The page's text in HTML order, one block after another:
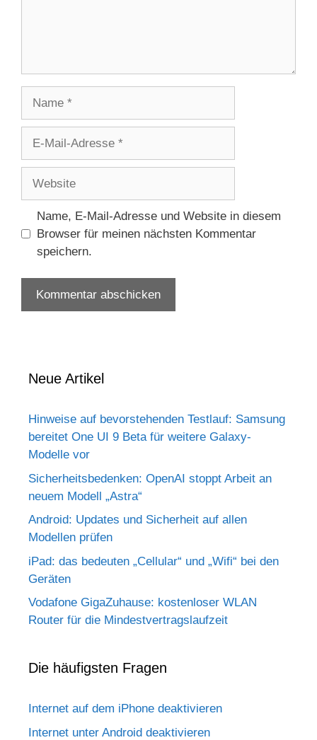
Adresse
Name, E-Mail-Adresse und Website in diesem
Browser für meinen nächsten Kommentar
speichern.
Neue Artikel
Hinweise auf bevorstehenden Testlauf: Samsung
bereitet One UI 9 Beta für weitere Galaxy-
Modelle vor
Sicherheitsbedenken: OpenAI stoppt Arbeit an
neuem Modell „Astra“
Android: Updates und Sicherheit auf allen
Modellen prüfen
iPad: das bedeuten „Cellular“ und „Wifi“ bei den
Geräten
Vodafone GigaZuhause: kostenloser WLAN
Router für die Mindestvertragslaufzeit
Die häufigsten Fragen
Internet auf dem iPhone deaktivieren
Internet unter Android deaktivieren